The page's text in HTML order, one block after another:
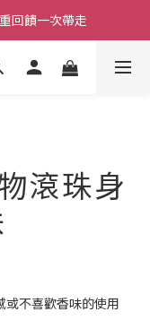
回饋一次帶走
滾珠身
不喜歡香味的使用